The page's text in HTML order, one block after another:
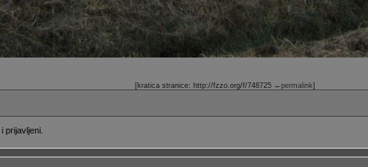
[kratica stranice: http://fzzo.org/f/748725 ←permalink]
i prijavljeni.